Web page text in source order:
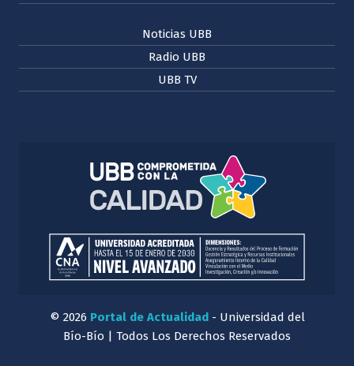
Noticias UBB
Radio UBB
UBB TV
© 2026 Portal de Actualidad- Universidad del
Bío-Bío | Todos Los Derechos Reservados